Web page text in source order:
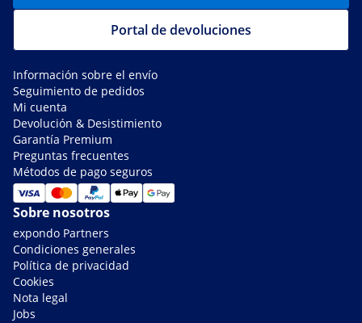
Portal de devoluciones
Información sobre el envío
Seguimiento de pedidos
Mi cuenta
Devolución & Desistimiento
Garantía Premium
Preguntas frecuentes
Métodos de pago seguros
Sobre nosotros
expondo Partners
Condiciones generales
Política de privacidad
Cookies
Nota legal
Jobs